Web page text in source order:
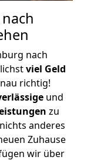
nach
viel Geld
richtig!
und
zu
anderes
Zuhause
wir über